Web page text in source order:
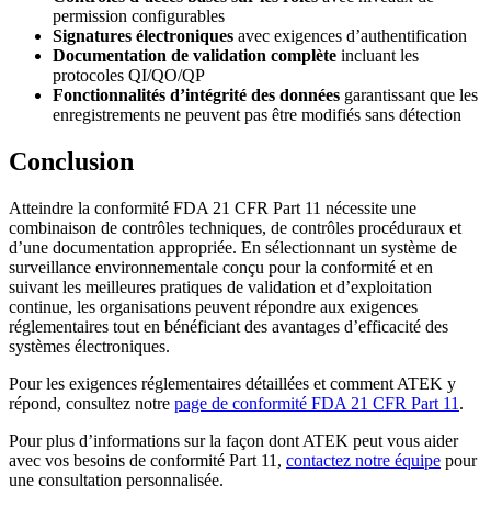
permission configurables
Signatures électroniques avec exigences d’authentification
Documentation de validation complète incluant les
protocoles QI/QO/QP
Fonctionnalités d’intégrité des données garantissant que les
enregistrements ne peuvent pas être modifiés sans détection
Conclusion
Atteindre la conformité FDA 21 CFR Part 11 nécessite une
combinaison de contrôles techniques, de contrôles procéduraux et
d’une documentation appropriée. En sélectionnant un système de
surveillance environnementale conçu pour la conformité et en
suivant les meilleures pratiques de validation et d’exploitation
continue, les organisations peuvent répondre aux exigences
réglementaires tout en bénéficiant des avantages d’efficacité des
systèmes électroniques.
Pour les exigences réglementaires détaillées et comment ATEK y
répond, consultez notre page de conformité FDA 21 CFR Part 11 .
Pour plus d’informations sur la façon dont ATEK peut vous aider
avec vos besoins de conformité Part 11, contactez notre équipe pour
une consultation personnalisée.